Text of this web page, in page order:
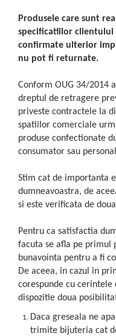
Produsele care sunt
specificatiilor clientului
confirmate ulterior
nu pot fi returnate.
Conform OUG 34/2014
dreptul de retragere
priveste contractele la
spatiilor comerciale
produse confectionate
consumator sau
Stim cat de importanta
dumneavoastra, de
si este verificata de
Pentru ca satisfactia
facuta se afla pe primul
bunavointa pentru a fi
De aceea, in cazul in
corespunde cu cerintele
dispozitie doua
Daca greseala ne
trimite bijuteria cat